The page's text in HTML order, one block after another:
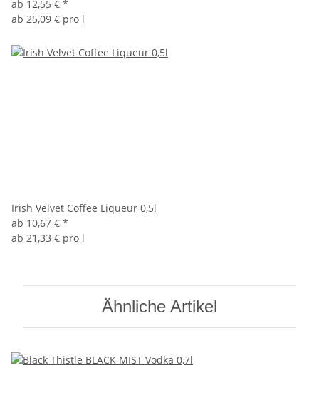
ab 12,55 € *
ab 25,09 € pro l
Irish Velvet Coffee Liqueur 0,5l
ab 10,67 € *
ab 21,33 € pro l
Ähnliche Artikel